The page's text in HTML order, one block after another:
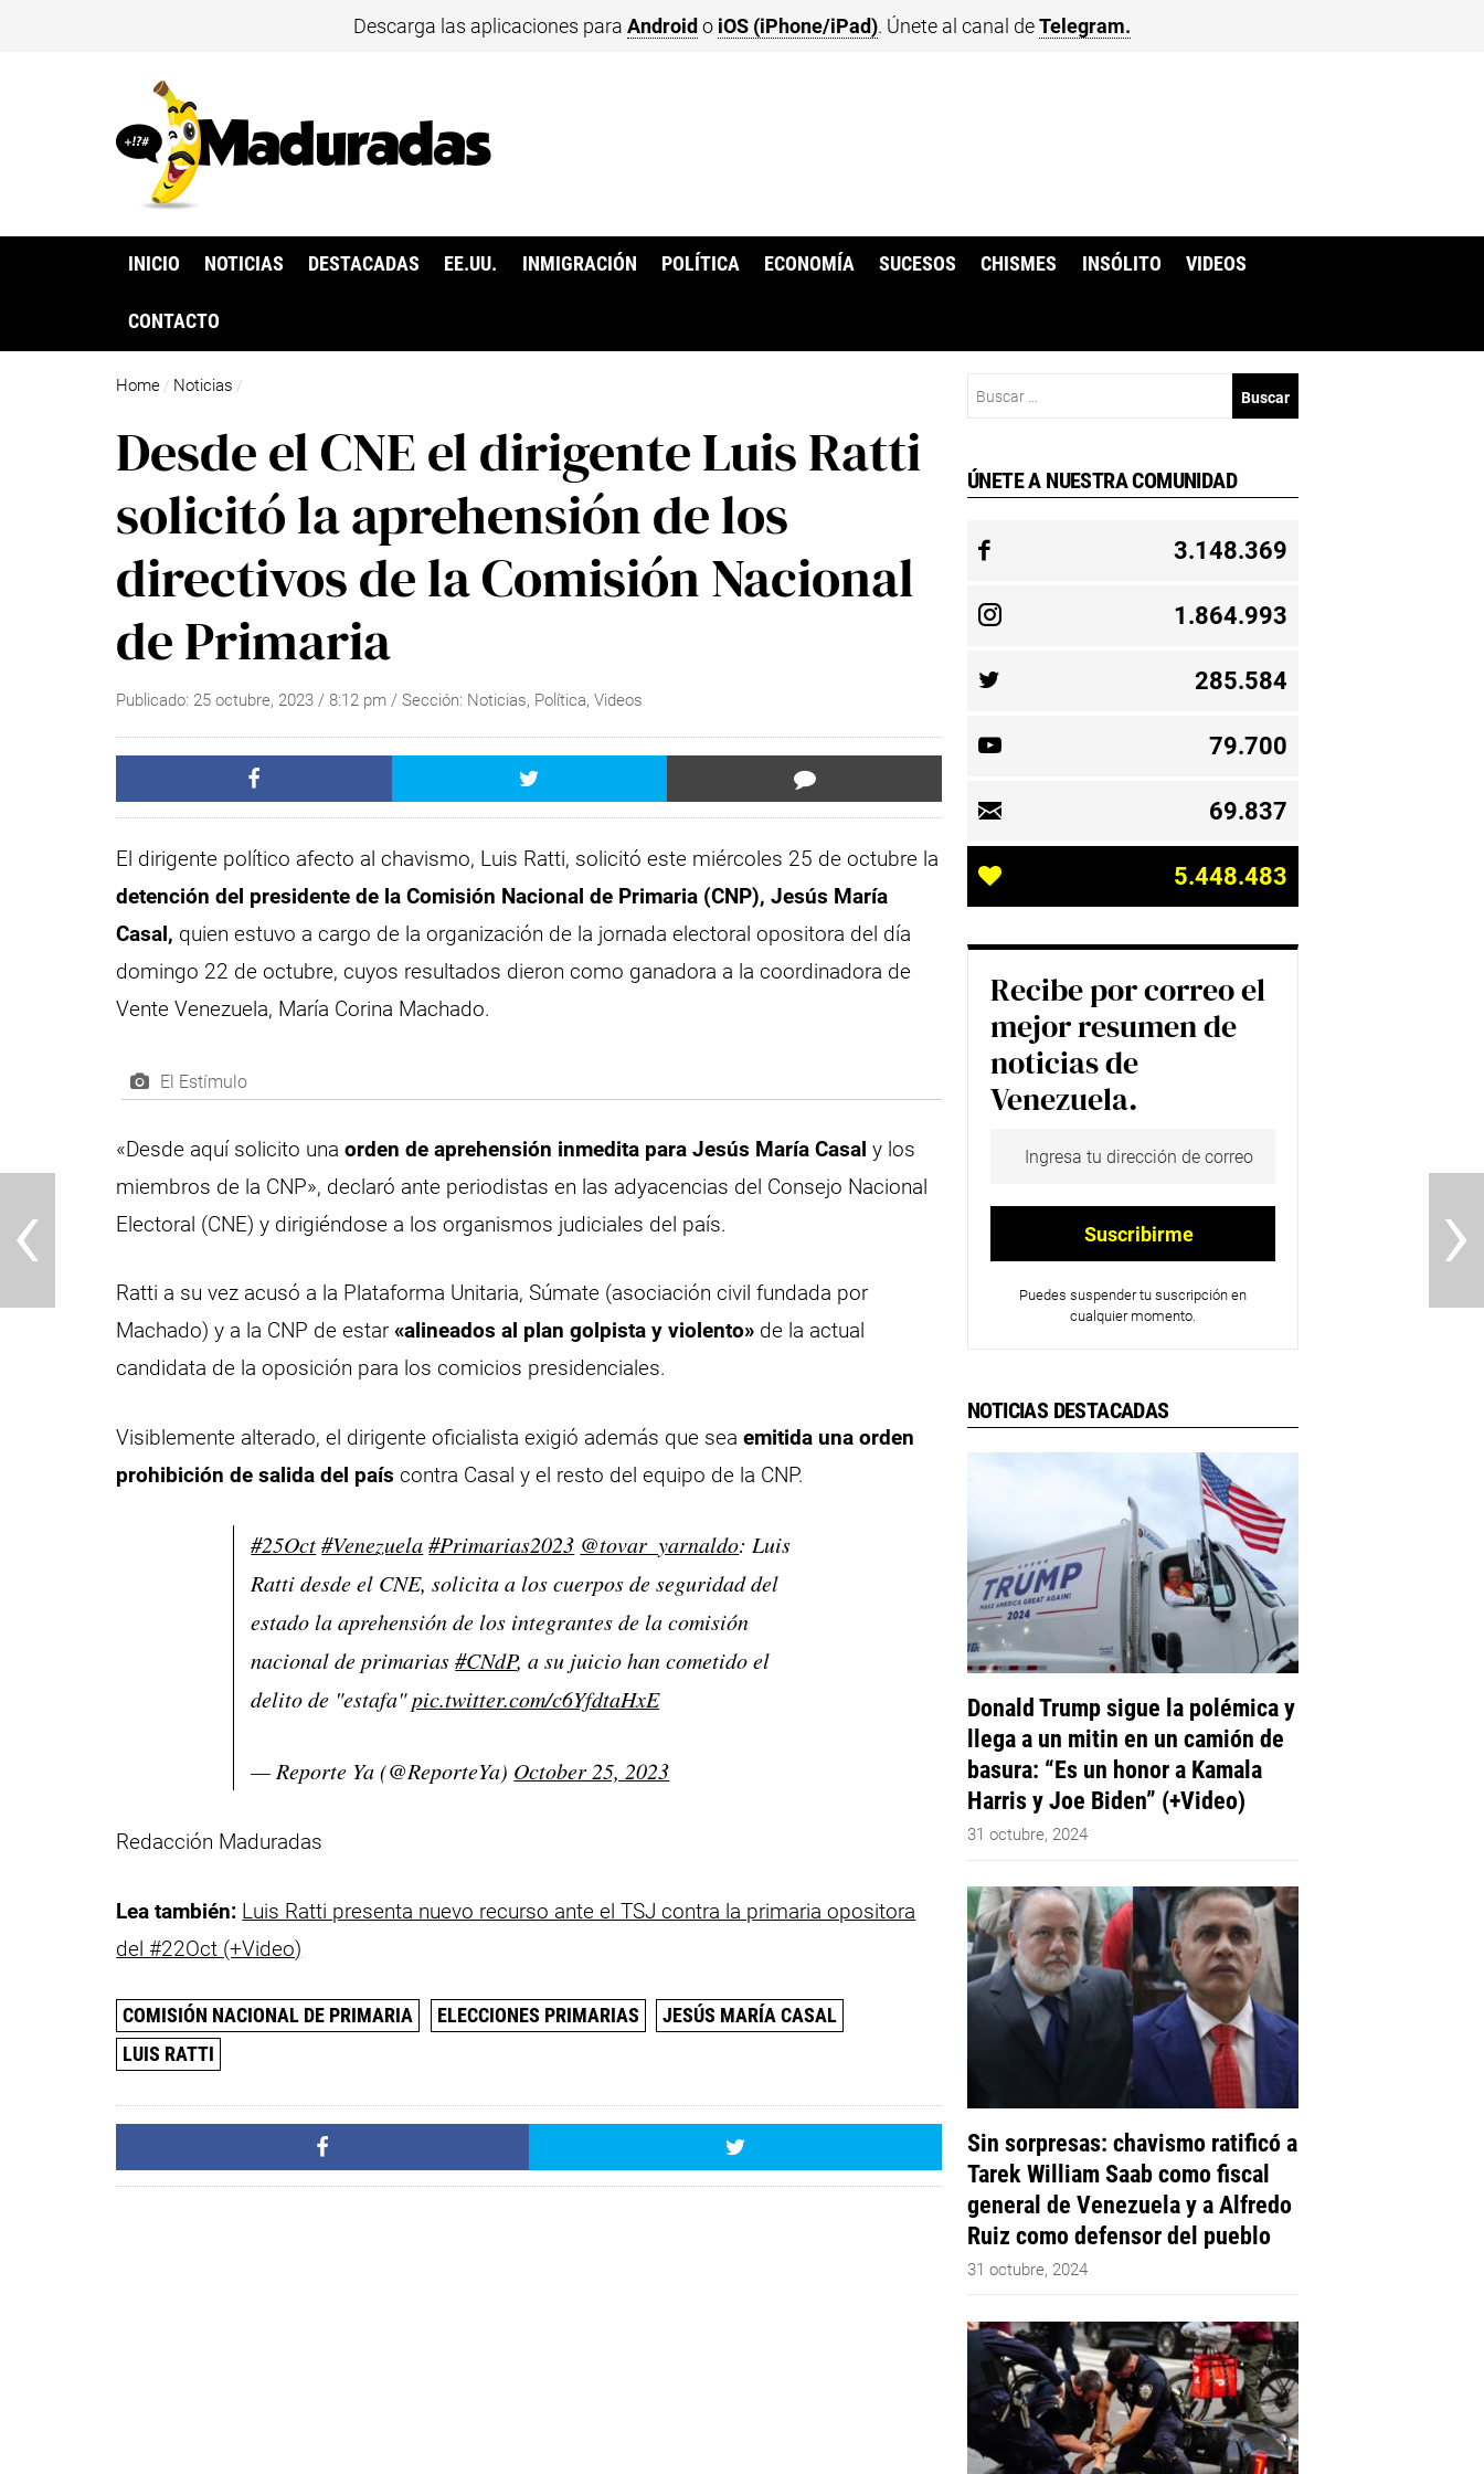
Descarga las aplicaciones para Android o iOS (iPhone/iPad). Únete al canal deTelegram.
INICIO NOTICIAS DESTACADAS EE.UU. INMIGRACIÓN POLÍTICA ECONOMÍA SUCESOS CHISMES INSÓLITO VIDEOS
CONTACTO
Home / Noticias /
Desde el CNE el dirigente Luis Ratti
solicitó la aprehensión de los
directivos de la Comisión Nacional
de Primaria
Publicado: 25 octubre, 2023 / 8:12 pm/ Sección: Noticias, Política,Videos
El dirigente político afecto al chavismo, Luis Ratti, solicitó este miércoles 25 de octubre la
detención del presidente de la Comisión Nacional de Primaria (CNP), Jesús María
Casal, quien estuvo a cargo de la organización de la jornada electoral opositora del día
domingo 22 de octubre, cuyos resultados dieron como ganadora a la coordinadora de
Vente Venezuela, María Corina Machado.
El Estímulo
«Desde aquí solicito una orden de aprehensión inmedita para Jesús María Casal y los
miembros de la CNP», declaró ante periodistas en las adyacencias del Consejo Nacional
Electoral (CNE) y dirigiéndose a los organismos judiciales del país.
Ratti a su vez acusó a la Plataforma Unitaria, Súmate (asociación civil fundada por
Machado) y a la CNP de estar «alineados al plan golpista y violento» de la actual
candidata de la oposición para los comicios presidenciales.
Visiblemente alterado, el dirigente oficialista exigió además que seaemitida una orden
prohibición de salida del país contra Casal y el resto del equipo de la CNP.
#25Oct #Venezuela #Primarias2023 @tovar_yarnaldo: Luis
Ratti desde el CNE, solicita a los cuerpos de seguridad del
estado la aprehensión de los integrantes de la comisión
nacional de primarias#CNdP, a su juicio han cometido el
delito de "estafa"pic.twitter.com/c6YfdtaHxE
— Reporte Ya (@ReporteYa) October 25, 2023
Redacción Maduradas
Lea también: Luis Ratti presenta nuevo recurso ante el TSJ contra la primaria opositora
del #22Oct (+Video)
COMISIÓN NACIONAL DE PRIMARIA ELECCIONES PRIMARIAS
JESÚS MARÍA CASAL
LUIS RATTI
ÚNETE A NUESTRA COMUNIDAD
3.148.369
1.864.993
285.584
79.700
69.837
5.448.483
Recibe por correo el
mejor resumen de
noticias de
Venezuela.
Puedes suspender tu suscripción en
cualquier momento.
NOTICIAS DESTACADAS
Donald Trump sigue la polémica y
llega a un mitin en un camión de
basura: “Es un honor a Kamala
Harris y Joe Biden” (+Video)
31 octubre, 2024
Sin sorpresas: chavismo ratificó a
Tarek William Saab como fiscal
general de Venezuela y a Alfredo
Ruiz como defensor del pueblo
31 octubre, 2024
›
‹